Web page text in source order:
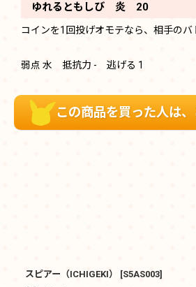
ゆれるともしび 炎 20
コインを1回投げオモテなら、相手の
弱点 水 抵抗力 - 逃げる 1
この商品を買った人は
スピアー（ICHIGEKI） [S5AS003]